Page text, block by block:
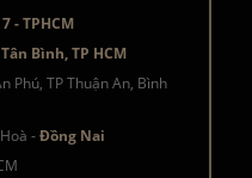
- TPHCM
Bình, TP HCM
Phú, TP Thuận An, Bình
-Đồng Nai